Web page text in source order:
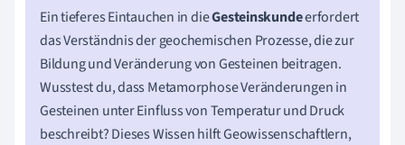
Ein tieferes Eintauchen in dieGesteinskundeerfordert
das Verständnis der geochemischen Prozesse, die zur
Bildung und Veränderung von Gesteinen beitragen.
Wusstest du, dass Metamorphose Veränderungen in
Gesteinen unter Einfluss von Temperatur und Druck
beschreibt? Dieses Wissen hilft Geowissenschaftlern,